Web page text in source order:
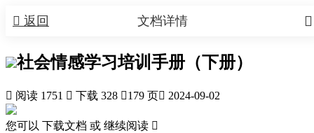
 返回 
文档详情
社会情感学习培训手册（下册）
 阅读 1751  下载 328 179 页 2024-09-02
您可以 下载文档 或 继续阅读 